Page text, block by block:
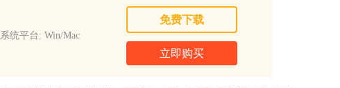
系统平台: Win/Mac
免费下载
立即购买